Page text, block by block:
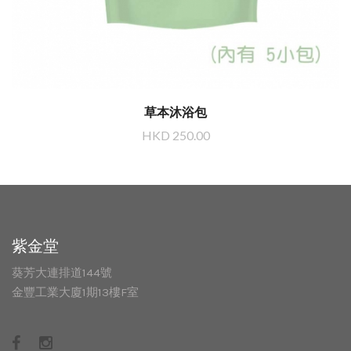
草本沐浴包
HKD 250.00
紫金堂
葵芳大連排道144號
金豐工業大廈1期13樓F室